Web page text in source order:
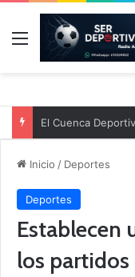
Menú
Inicio / Deportes
Deportes
Establecen
los partidos